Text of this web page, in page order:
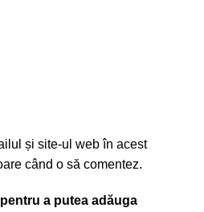
și site-ul web în acest
când o să comentez.
a putea adăuga